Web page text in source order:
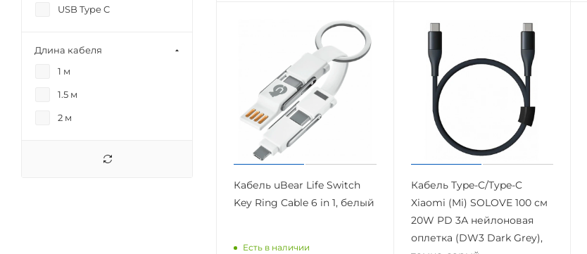
Кабель uBear Life Switch
Key Ring Cable 6 in 1, белый
Есть в наличии
Кабель Type-C/Type-C
Xiaomi (Mi) SOLOVE 100 см
20W PD 3А нейлоновая
оплетка (DW3 Dark Grey),
USB Type C
Длина кабеля
1 м
1.5 м
2 м